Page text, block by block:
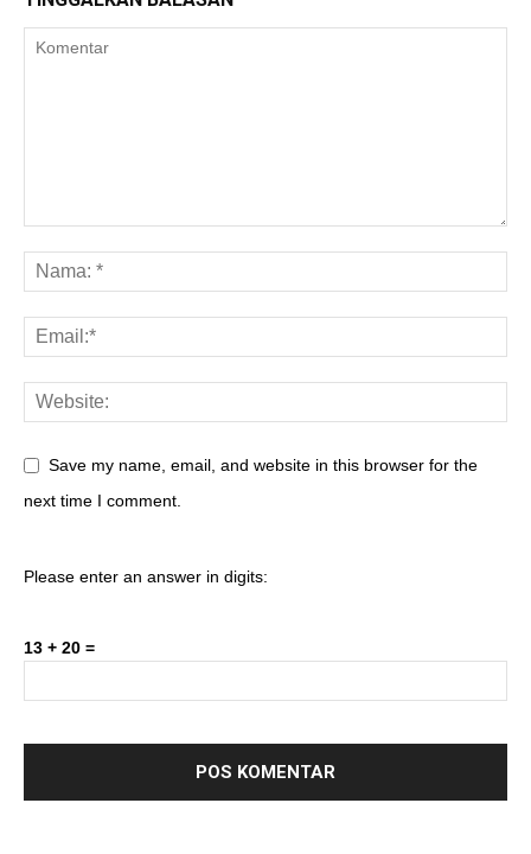
Save my name, email, and website in this browser for the
next time I comment.
Please enter an answer in digits:
13 + 20 =